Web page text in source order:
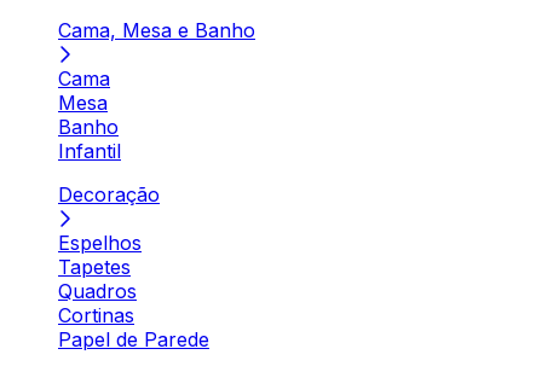
Cama, Mesa e Banho
Cama
Mesa
Banho
Infantil
Decoração
Espelhos
Tapetes
Quadros
Cortinas
Papel de Parede